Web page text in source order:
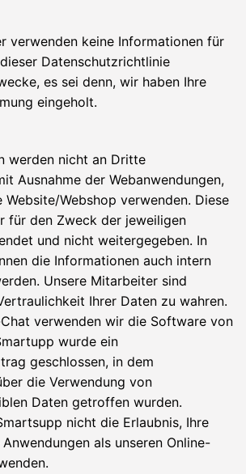
verwenden keine Informationen für
Datenschutzrichtlinie
es sei denn, wir haben Ihre
eingeholt.
werden nicht an Dritte
Ausnahme der Webanwendungen,
Webshop verwenden. Diese
für den Zweck der jeweiligen
und nicht weitergegeben. In
die Informationen auch intern
Unsere Mitarbeiter sind
Ihrer Daten zu wahren.
verwenden wir die Software von
wurde ein
geschlossen, in dem
die Verwendung von
Daten getroffen wurden.
nicht die Erlaubnis, Ihre
als unseren Online-